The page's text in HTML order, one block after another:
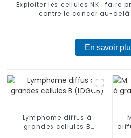
Exploiter les cellules NK : faire
contre le cancer au-delà
En savoir
Lymphome diffus à
grandes cellules B